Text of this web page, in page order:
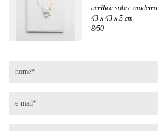
acrílica sobre madeira
43 x 43 x 5 cm
8/50